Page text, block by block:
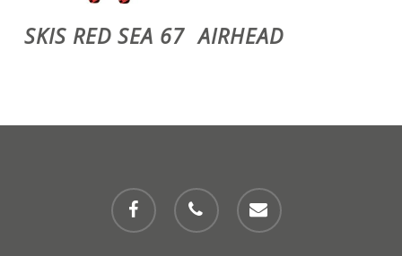
SKIS RED SEA 67 AIRHEAD
facebook phone email